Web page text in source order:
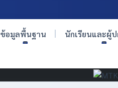
ข้อมูลพื้นฐาน นักเรียนและผู้ป